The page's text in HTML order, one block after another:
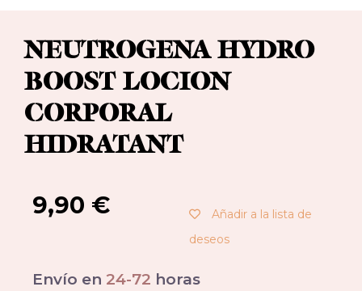
NEUTROGENA HYDRO
BOOST LOCION
CORPORAL
HIDRATANT
9,90 €
Añadir a la lista de
deseos
Envío en 24-72 horas